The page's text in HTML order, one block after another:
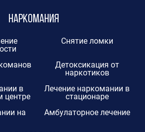
Наркомания
Снятие ломки
Детоксикация от
наркотиков
в
центре
Лечение наркомании в
стационаре
на
Амбулаторное лечение